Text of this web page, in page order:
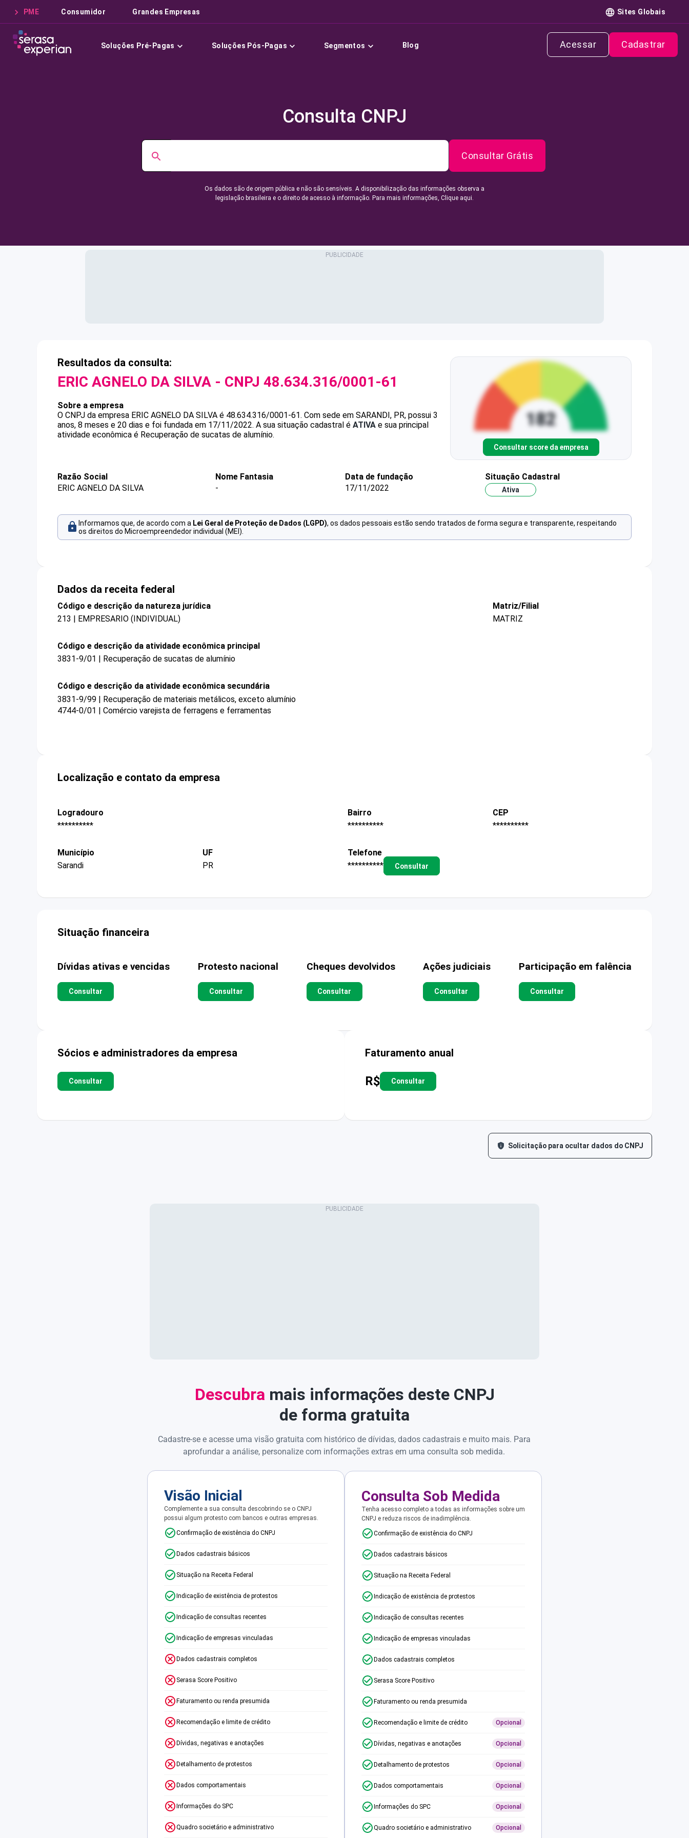
PME Consumidor Grandes Empresas Sites Globais
Soluções Pré-Pagas Soluções Pós-Pagas Segmentos Blog Acessar Cadastrar
Consulta CNPJ
Consultar Grátis
Os dados são de origem pública e não são sensíveis. A disponibilização das informações observa a
legislação brasileira e o direito de acesso à informação. Para mais informações, Clique aqui.
Resultados da consulta:
ERIC AGNELO DA SILVA - CNPJ 48.634.316/0001-61
Sobre a empresa
O CNPJ da empresa ERIC AGNELO DA SILVA é 48.634.316/0001-61. Com sede em SARANDI, PR, possui 3
anos, 8 meses e 20 dias e foi fundada em 17/11/2022. A sua situação cadastral é ATIVA e sua principal
atividade econômica é Recuperação de sucatas de alumínio.
Consultar score da empresa
Razão Social
ERIC AGNELO DA SILVA
Nome Fantasia
-
Data de fundação
17/11/2022
Situação Cadastral
Ativa
Informamos que, de acordo com a Lei Geral de Proteção de Dados (LGPD), os dados pessoais estão sendo tratados de forma segura e transparente, respeitando
os direitos do Microempreendedor individual (MEI).
Dados da receita federal
Código e descrição da natureza jurídica
213 | EMPRESARIO (INDIVIDUAL)
Matriz/Filial
MATRIZ
Código e descrição da atividade econômica principal
3831-9/01 | Recuperação de sucatas de alumínio
Código e descrição da atividade econômica secundária
3831-9/99 | Recuperação de materiais metálicos, exceto alumínio
4744-0/01 | Comércio varejista de ferragens e ferramentas
Localização e contato da empresa
Logradouro
**********
Bairro
**********
CEP
**********
Município
Sarandi
UF
PR
Telefone
**********
Consultar
Situação financeira
Dívidas ativas e vencidas
Consultar
Protesto nacional
Consultar
Cheques devolvidos
Consultar
Ações judiciais
Consultar
Participação em falência
Consultar
Sócios e administradores da empresa
Consultar
Faturamento anual
R$ Consultar
Solicitação para ocultar dados do CNPJ
Descubra mais informações deste CNPJ
de forma gratuita
Cadastre-se e acesse uma visão gratuita com histórico de dívidas, dados cadastrais e muito mais. Para
aprofundar a análise, personalize com informações extras em uma consulta sob medida.
Visão Inicial
Complemente a sua consulta descobrindo se o CNPJ
possui algum protesto com bancos e outras empresas.
Confirmação de existência do CNPJ
Dados cadastrais básicos
Situação na Receita Federal
Indicação de existência de protestos
Indicação de consultas recentes
Indicação de empresas vinculadas
Dados cadastrais completos
Serasa Score Positivo
Faturamento ou renda presumida
Recomendação e limite de crédito
Dívidas, negativas e anotações
Detalhamento de protestos
Dados comportamentais
Informações do SPC
Quadro societário e administrativo
Consulta Sob Medida
Tenha acesso completo a todas as informações sobre um
CNPJ e reduza riscos de inadimplência.
Confirmação de existência do CNPJ
Dados cadastrais básicos
Situação na Receita Federal
Indicação de existência de protestos
Indicação de consultas recentes
Indicação de empresas vinculadas
Dados cadastrais completos
Serasa Score Positivo
Faturamento ou renda presumida
Recomendação e limite de crédito Opcional
Dívidas, negativas e anotações Opcional
Detalhamento de protestos Opcional
Dados comportamentais Opcional
Informações do SPC Opcional
Quadro societário e administrativo Opcional